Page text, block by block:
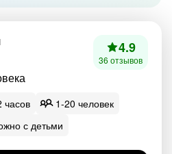
4.9
36 отзывов
часов
1-20 человек
с детьми